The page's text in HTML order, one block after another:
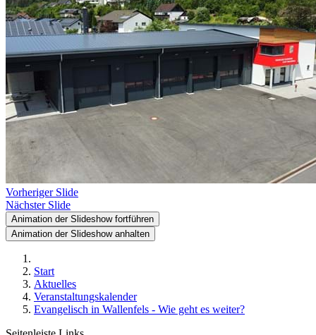
Vorheriger Slide
Nächster Slide
Animation der Slideshow fortführen
Animation der Slideshow anhalten
Start
Aktuelles
Veranstaltungskalender
Evangelisch in Wallenfels - Wie geht es weiter?